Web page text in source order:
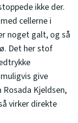
ikke der.
cellerne i
noget galt, og så
Det her stof
give
Kjeldsen,
virker direkte